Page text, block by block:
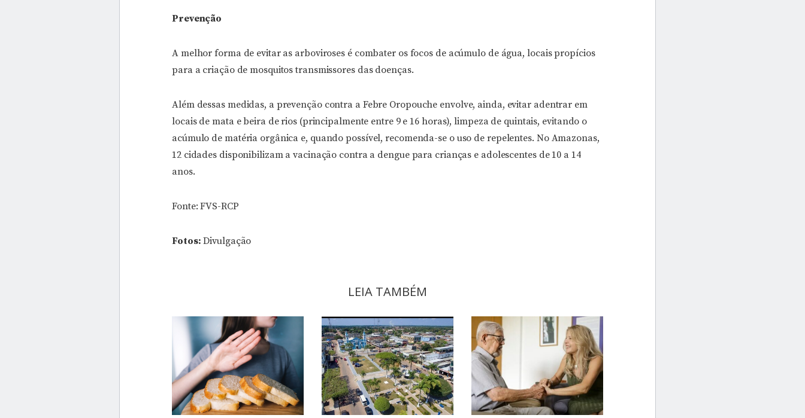
Prevenção
A melhor forma de evitar as arboviroses é combater os focos de acúmulo de água, locais propícios
para a criação de mosquitos transmissores das doenças.
Além dessas medidas, a prevenção contra a Febre Oropouche envolve, ainda, evitar adentrar em
locais de mata e beira de rios (principalmente entre 9 e 16 horas), limpeza de quintais, evitando o
acúmulo de matéria orgânica e, quando possível, recomenda-se o uso de repelentes. No Amazonas,
12 cidades disponibilizam a vacinação contra a dengue para crianças e adolescentes de 10 a 14
anos.
Fonte: FVS-RCP
Fotos: Divulgação
LEIA TAMBÉM